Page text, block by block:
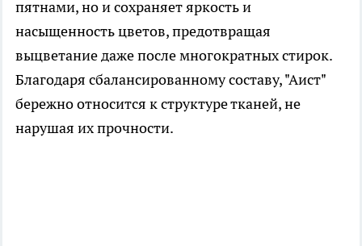
пятнами, но и сохраняет яркость и
насыщенность цветов, предотвращая
выцветание даже после многократных стирок.
Благодаря сбалансированному составу, "Аист"
бережно относится к структуре тканей, не
нарушая их прочности.